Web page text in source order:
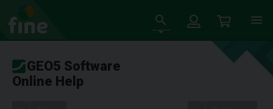
GEO5 Software
Online Help